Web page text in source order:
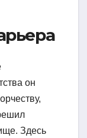
он
Здесь